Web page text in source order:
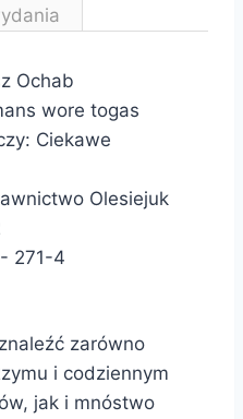
Ochab
wore togas
Ciekawe
Olesiejuk
271-4
zarówno
i codziennym
jak i mnóstwo